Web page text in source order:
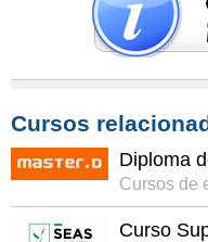
Cursos
Diploma
Cursos de
Curso